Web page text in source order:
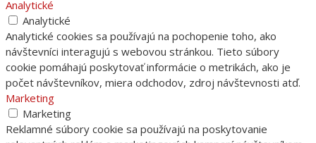
Analytické
Analytické
Analytické cookies sa používajú na pochopenie toho, ako
návštevníci interagujú s webovou stránkou. Tieto súbory
cookie pomáhajú poskytovať informácie o metrikách, ako je
počet návštevníkov, miera odchodov, zdroj návštevnosti atď.
Marketing
Marketing
Reklamné súbory cookie sa používajú na poskytovanie